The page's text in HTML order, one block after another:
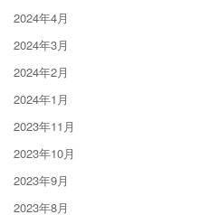
2024年4月
2024年3月
2024年2月
2024年1月
2023年11月
2023年10月
2023年9月
2023年8月